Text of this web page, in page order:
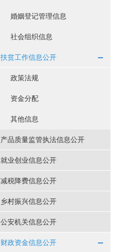
婚姻登记管理信息
社会组织信息
扶贫工作信息公开
政策法规
资金分配
其他信息
产品质量监管执法信息公开
就业创业信息公开
减税降费信息公开
乡村振兴信息公开
公安机关信息公开
财政资金信息公开